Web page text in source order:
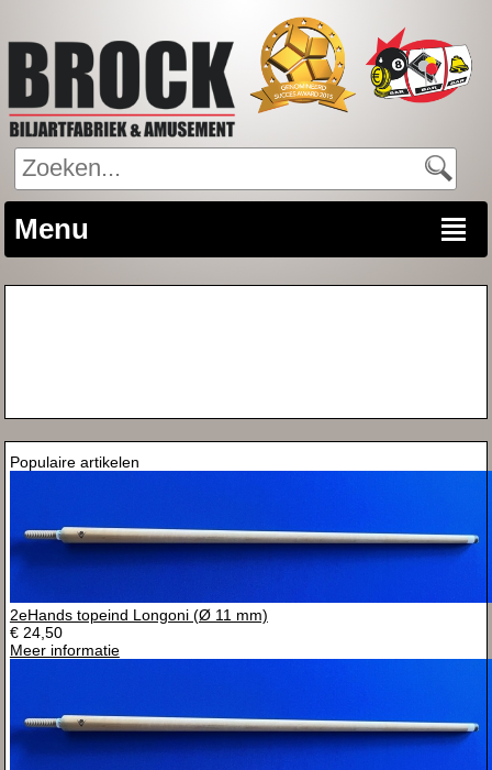
Menu
Populaire artikelen
2eHands topeind Longoni (Ø 11 mm)
€ 24,50
Meer informatie